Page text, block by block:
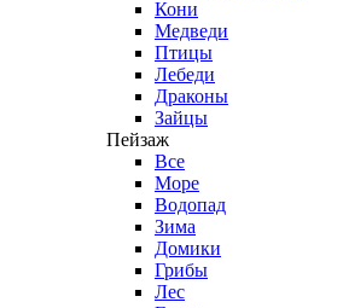
Кони
Медведи
Птицы
Лебеди
Драконы
Зайцы
Пейзаж
Все
Море
Водопад
Зима
Домики
Грибы
Лес